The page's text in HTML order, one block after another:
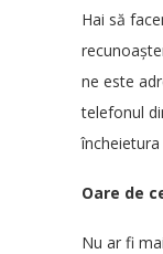
Hai să
ne este
telefonul
încheietura
Oare de
Nu ar fi